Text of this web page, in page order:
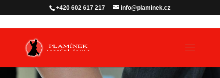
+420 602 617 217 info@plaminek.cz